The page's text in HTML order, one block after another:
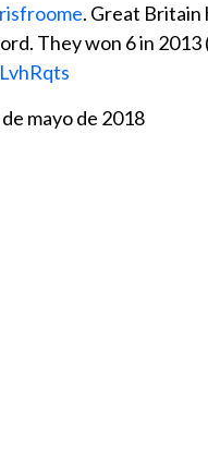
. Great Britain
They won 6 in 2013
mayo de 2018